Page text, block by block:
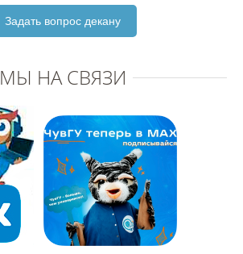
Задать вопрос декану
МЫ НА СВЯЗИ